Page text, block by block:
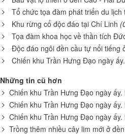
Tổ chức tọa đàm phát triển du lịch
Khu rừng cổ độc đáo tại Chí Linh
Tọa đàm khoa học về thần tích
Độc đáo ngôi đền cầu tự nổi tiếng
Chiến khu Trần Hưng Đạo ngày
Những tin cũ hơn
Chiến khu Trần Hưng Đạo ngày
Chiến khu Trần Hưng Đạo ngày
Chiến khu Trần Hưng Đạo ngày
Trồng thêm nhiều cây lim mới ở